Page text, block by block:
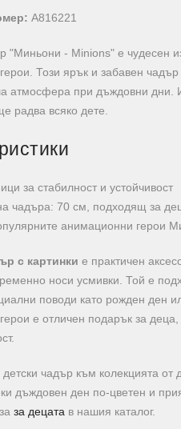
A816221
"Миньони - Minions" е чудесен
Този ярък и забавен чадър
атмосфера при дъждовни дни.
радва всяко дете.
за стабилност и устойчивост
чадъра: 70 см, подходящ за
анимационни герои
с картинки е практичен
носи усмивки. Той е
поводи като рожден ден
е отличен подарък за деца,
детски чадър към колекцията от
дъждовен ден по-цветен и
за децата в нашия каталог.